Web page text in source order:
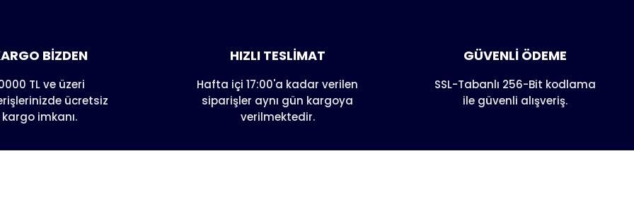
Yorum Yaz
Soru Sor
BİZDEN
TL ve üzeri
ücretsiz
kargo imkanı.
HIZLI TESLİMAT
Hafta içi 17:00'a kadar verilen
siparişler aynı gün kargoya
verilmektedir.
GÜVENLİ ÖDEME
SSL-Tabanlı 256-Bit kodlama
ile güvenli alışveriş.